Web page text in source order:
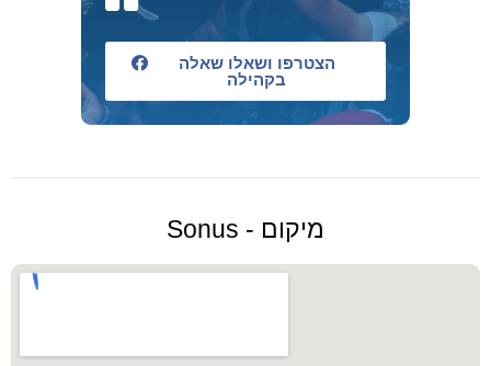
הצטרפו ושאלו שאלה
בקהילה
מיקום - Sonus